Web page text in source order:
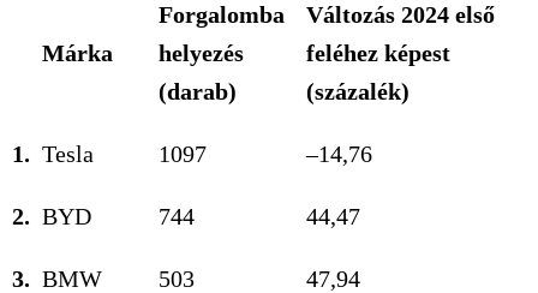
Márka
Forgalomba
helyezés
(darab)
Változás 2024 első
feléhez képest
(százalék)
1. Tesla 1097 –14,76
2. BYD 744 44,47
3. BMW 503 47,94